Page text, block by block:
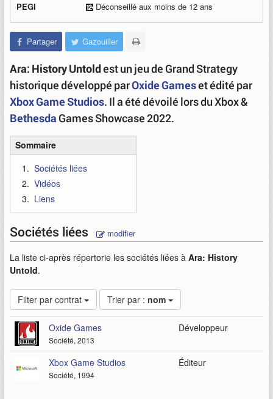
PEGI Déconseillé aux moins de 12 ans
Partager Gazouiller
Ara: History Untoldest un jeu de Grand Strategy
historique développé parOxide Gameset édité par
Xbox Game Studios. Il a été dévoilé lors du Xbox &
Bethesda Games Showcase 2022.
Sommaire
Sociétés liées
Vidéos
Liens
Sociétés liées modifier
La liste ci-après répertorie les sociétés liées à Ara: History
Untold.
Filter par contrat Trier par : nom
Oxide Games
Société, 2013
Développeur
Xbox Game Studios
Société, 1994
Éditeur